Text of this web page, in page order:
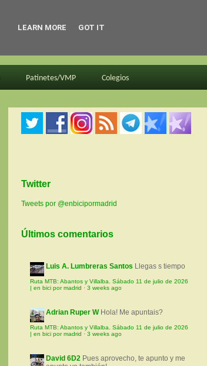
Patinetes/VMP Colegios
Twitter
Tweets por @enbicipormadrid
Últimos comentarios
Luis A. Lumbreras Santos Llegas s tiempo
Ruta MTB: Abantos y Villalba. Sábado 11 de julio de 2026
| en bici por madrid · 3 weeks ago
Adrian Ruper W Hola! Me apuntais?
Ruta MTB: Abantos y Villalba. Sábado 11 de julio de 2026
| en bici por madrid · 3 weeks ago
David 6D2 Pues aprovecho, te apunto y me
LEARN MORE GOT IT